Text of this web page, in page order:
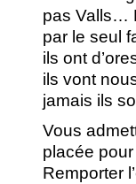
pas Valls…
par le seul
ils ont
ils vont
jamais ils
Vous
placée pour
Remporter